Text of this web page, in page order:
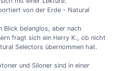
von der Erde - Natural
Blick belanglos, aber nach
fragt sich ein Harry K., ob nicht
Selectors übernommen hat.
und Siloner sind in einer